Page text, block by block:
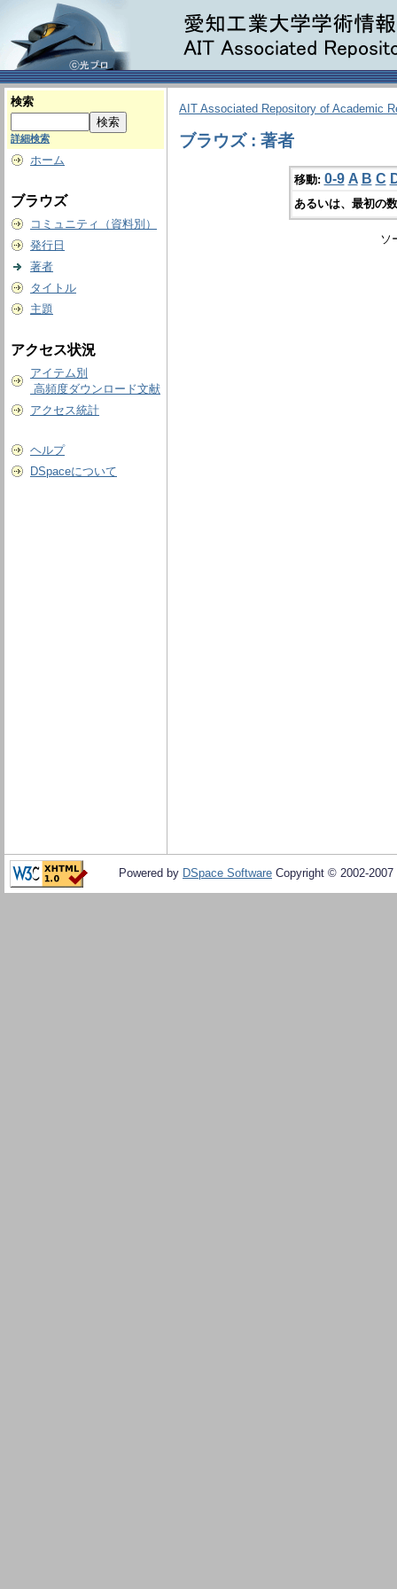
検索
詳細検索
ホーム
ブラウズ
コミュニティ（資料別）
発行日
著者
タイトル
主題
アクセス状況
アイテム別
高頻度ダウンロード文献
アクセス統計
ヘルプ
DSpaceについて
AIT Associated Repository of Academic
ブラウズ : 著者
移動: 0-9 A B C
あるいは、最初の
ソ
Powered by DSpace Software Copyright © 2002-2007